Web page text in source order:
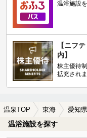
温浴施設
【ニフ
内】
株主優待
拡充され
温泉TOP 東海 愛知県
温浴施設を探す